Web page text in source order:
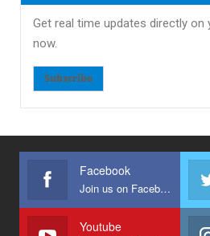
Get real time updates directly on
now.
Subscribe
Facebook
Join us on Facebook
Youtube